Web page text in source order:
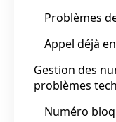
Problèmes
Appel déjà
Gestion des
problèmes
Numéro